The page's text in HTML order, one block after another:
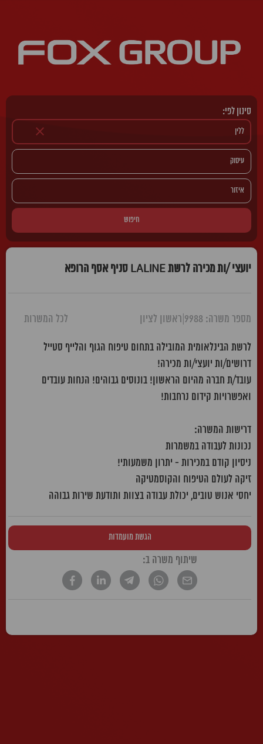
סינון לפי:
חיפוש
יועצי /ות מכירה לרשת LALINE סניף אסף הרופא
מספר משרה: 9988 ראשון לציון לכל המשרות
לרשת הבינלאומית המובילה בתחום טיפוח הגוף והלייף סטייל
דרושים/ות יועצי/ות מכירה!
עובד/ת חברה מהיום הראשון! בונוסים גבוהים! הנחות עובדים
ואפשרויות קידום נרחבות!
דרישות המשרה:
נכונות לעבודה במשמרות
ניסיון קודם במכירות - יתרון משמעותי!
זיקה לעולם הטיפוח והקוסמטיקה
יחסי אנוש טובים, יכולת עבודה בצוות ותודעת שירות גבוהה
הגשת מועמדות
שיתוף משרה ב: